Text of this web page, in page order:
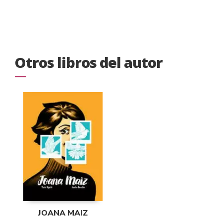
Otros libros del autor
JOANA MAIZ